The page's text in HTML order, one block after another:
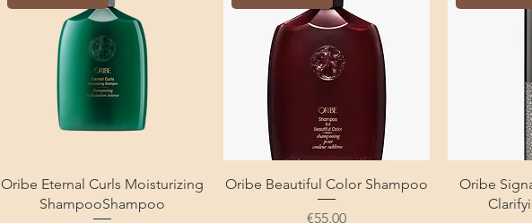
Oribe Eternal Curls Moisturizing
ShampooShampoo
Oribe Beautiful Color Shampoo
Price
€55.00
Oribe